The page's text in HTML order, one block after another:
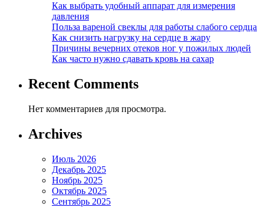
Как выбрать удобный аппарат для измерения
давления
Польза вареной свеклы для работы слабого сердца
Как снизить нагрузку на сердце в жару
Причины вечерних отеков ног у пожилых людей
Как часто нужно сдавать кровь на сахар
Recent Comments
Нет комментариев для просмотра.
Archives
Июль 2026
Декабрь 2025
Ноябрь 2025
Октябрь 2025
Сентябрь 2025